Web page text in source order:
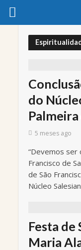
do
5 meses ago
“Devemos ser
Francisco de
de São
Núcleo
Festa de
Maria